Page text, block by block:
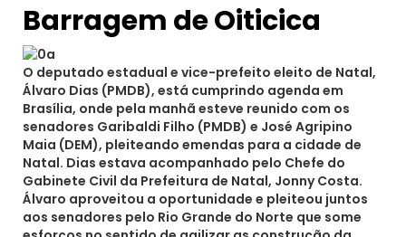
Barragem de Oiticica
O deputado estadual e vice-prefeito eleito de Natal,
Álvaro Dias (PMDB), está cumprindo agenda em
Brasília, onde pela manhã esteve reunido com os
senadores Garibaldi Filho (PMDB) e José Agripino
Maia (DEM), pleiteando emendas para a cidade de
Natal. Dias estava acompanhado pelo Chefe do
Gabinete Civil da Prefeitura de Natal, Jonny Costa.
Álvaro aproveitou a oportunidade e pleiteou juntos
aos senadores pelo Rio Grande do Norte que some